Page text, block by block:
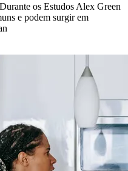
os Estudos Alex Green
e podem surgir em